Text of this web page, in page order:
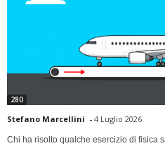
280
Stefano Marcellini - 4 Luglio 2026
Chi ha risolto qualche esercizio di fisica